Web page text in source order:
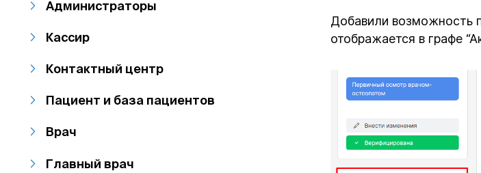
Администраторы
Кассир
Контактный центр
Пациент и база пациентов
Врач
Главный врач
Добавили возможность
отображается в графе